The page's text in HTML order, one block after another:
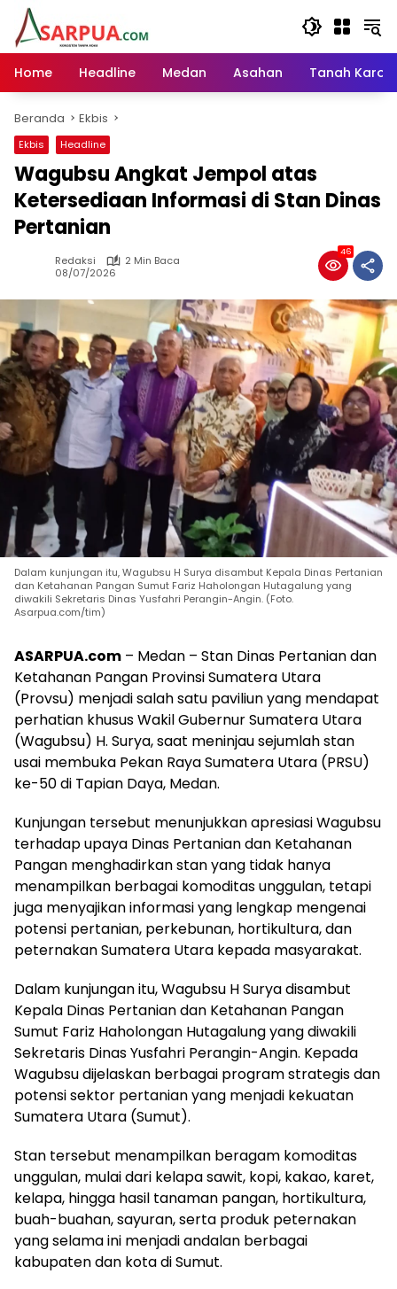
Langsung
konten
Home
Headline Medan Asahan Tanah Karo
Beranda Ekbis
Ekbis Headline
Wagubsu Angkat Jempol atas
Ketersediaan Informasi di Stan Dinas
Pertanian
Redaksi
2 Min Baca
08/07/2026
46
Dalam kunjungan itu, Wagubsu H Surya disambut Kepala Dinas Pertanian
dan Ketahanan Pangan Sumut Fariz Haholongan Hutagalung yang
diwakili Sekretaris Dinas Yusfahri Perangin-Angin. (Foto.
Asarpua.com/tim)
ASARPUA.com – Medan – Stan Dinas Pertanian dan
Ketahanan Pangan Provinsi Sumatera Utara
(Provsu) menjadi salah satu paviliun yang mendapat
perhatian khusus Wakil Gubernur Sumatera Utara
(Wagubsu) H. Surya, saat meninjau sejumlah stan
usai membuka Pekan Raya Sumatera Utara (PRSU)
ke-50 di Tapian Daya, Medan.
Kunjungan tersebut menunjukkan apresiasi Wagubsu
terhadap upaya Dinas Pertanian dan Ketahanan
Pangan menghadirkan stan yang tidak hanya
menampilkan berbagai komoditas unggulan, tetapi
juga menyajikan informasi yang lengkap mengenai
potensi pertanian, perkebunan, hortikultura, dan
peternakan Sumatera Utara kepada masyarakat.
Dalam kunjungan itu, Wagubsu H Surya disambut
Kepala Dinas Pertanian dan Ketahanan Pangan
Sumut Fariz Haholongan Hutagalung yang diwakili
Sekretaris Dinas Yusfahri Perangin-Angin. Kepada
Wagubsu dijelaskan berbagai program strategis dan
potensi sektor pertanian yang menjadi kekuatan
Sumatera Utara (Sumut).
Stan tersebut menampilkan beragam komoditas
unggulan, mulai dari kelapa sawit, kopi, kakao, karet,
kelapa, hingga hasil tanaman pangan, hortikultura,
buah-buahan, sayuran, serta produk peternakan
yang selama ini menjadi andalan berbagai
kabupaten dan kota di Sumut.